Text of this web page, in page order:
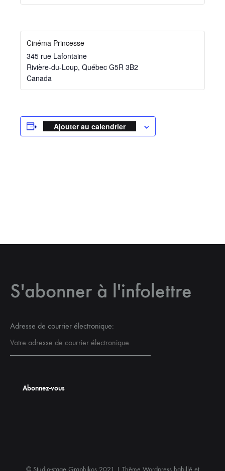
Cinéma Princesse
345 rue Lafontaine
Rivière-du-Loup, Québec G5R 3B2
Canada
Ajouter au calendrier
S'abonner à l'infolettre
Adresse de courrier électronique:
© Studio-stage Graphikos 2021 | Thème Wordpress habillé et